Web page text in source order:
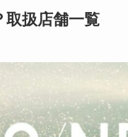
扱店舗一覧